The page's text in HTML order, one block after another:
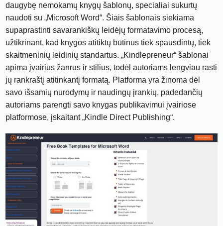
daugybę nemokamų knygų šablonų, specialiai sukurtų
naudoti su „Microsoft Word“. Šiais šablonais siekiama
supaprastinti savarankiškų leidėjų formatavimo procesą,
užtikrinant, kad knygos atitiktų būtinus tiek spausdintų, tiek
skaitmeninių leidinių standartus. „Kindlepreneur“ šablonai
apima įvairius žanrus ir stilius, todėl autoriams lengviau rasti
jų rankraštį atitinkantį formatą. Platforma yra žinoma dėl
savo išsamių nurodymų ir naudingų įrankių, padedančių
autoriams parengti savo knygas publikavimui įvairiose
platformose, įskaitant „Kindle Direct Publishing“.